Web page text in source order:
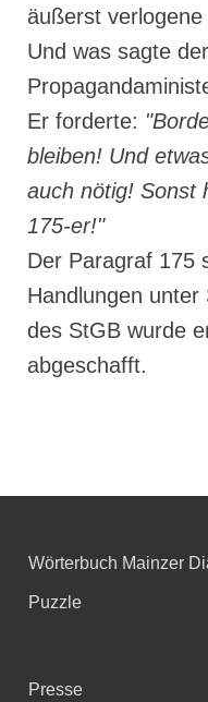
äußerst verlogene
Und was sagte
Er forderte:
bleiben! Und
auch nötig! Sonst
175-er!"
Der Paragraf 175
Handlungen
des StGB wurde
abgeschafft.
Wörterbuch Mainzer
Puzzle
Presse